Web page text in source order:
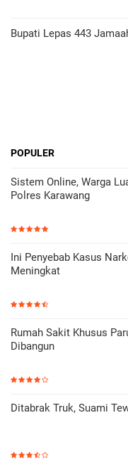
Bupati Lepas 443
POPULER
Sistem Online, Warga
Polres Karawang
Ini Penyebab Kasus
Meningkat
Rumah Sakit Khusus
Dibangun
Ditabrak Truk, Suami